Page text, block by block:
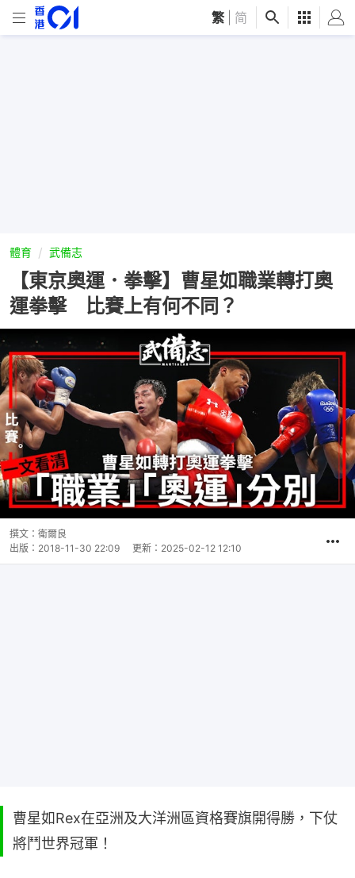
繁 简
體育 武備志
【東京奧運．拳擊】曹星如職業轉打奧
運拳擊 比賽上有何不同？
撰文： 衛爾良
出版： 2018-11-30 22:09 更新： 2025-02-12 12:10
曹星如Rex在亞洲及大洋洲區資格賽旗開得勝，下仗
將鬥世界冠軍！